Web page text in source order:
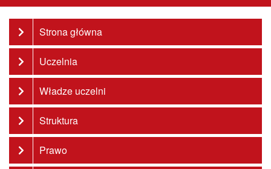
Strona główna
Uczelnia
Władze uczelni
Struktura
Prawo